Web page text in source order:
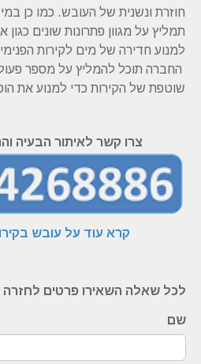
חוזרת ונשנית של העובש. כמו כן
תמליץ על מגוון פתרונות שונים כגון
למנוע חדירה של מים לקירות
החברה תוכל להמליץ על מספר
שוטפת של הקירות כדי למנוע את
צרו קשר לאיתור הבעיה
קרא עוד על עובש
לכל שאלה השאירו פרטים לחזרה
שם